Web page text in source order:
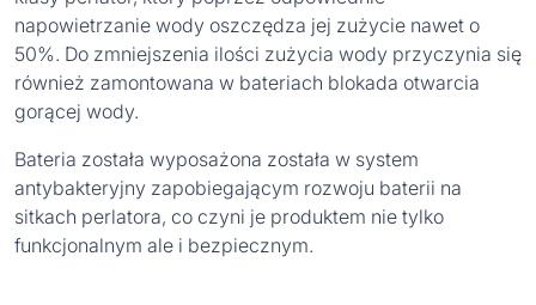
napowietrzanie wody oszczędza jej zużycie nawet o
50%. Do zmniejszenia ilości zużycia wody przyczynia się
również zamontowana w bateriach blokada otwarcia
gorącej wody.
Bateria została wyposażona została w system
antybakteryjny zapobiegającym rozwoju baterii na
sitkach perlatora, co czyni je produktem nie tylko
funkcjonalnym ale i bezpiecznym.